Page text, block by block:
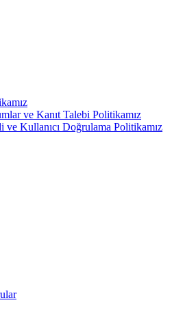
ve Kanıt Talebi Politikamız
Kullanıcı Doğrulama Politikamız